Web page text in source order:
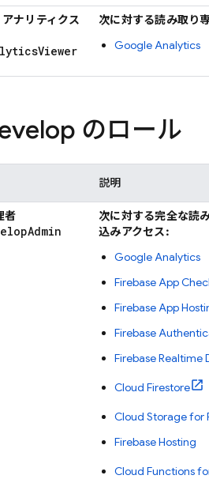
ナリティクス
Viewer
次に対する読み取り
Google Analytics
のロール
説明
者
Admin
次に対する完全な読
込みアクセス:
Google Analytics
Firebase App
Firebase App
Firebase
Firebase Realtime
Cloud Firestore
Cloud Storage for
Firebase Hosting
Cloud Functions